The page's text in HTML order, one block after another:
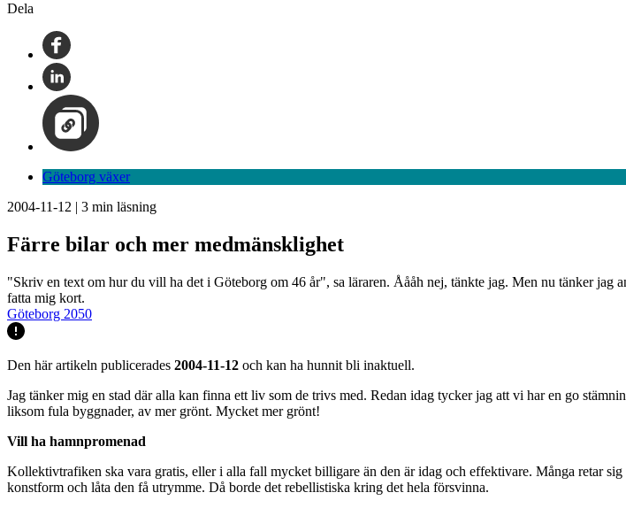
Dela
Göteborg växer
2004-11-12 | 3 min läsning
Färre bilar och mer medmänsklighet
"Skriv en text om hur du vill ha det i Göteborg om 46 år", sa läraren. Åååh nej, tänkte jag. Men nu tänker jag
fatta mig kort.
Göteborg 2050
Den här artikeln publicerades 2004-11-12 och kan ha hunnit bli inaktuell.
Jag tänker mig en stad där alla kan finna ett liv som de trivs med. Redan idag tycker jag att vi har en go
liksom fula byggnader, av mer grönt. Mycket mer grönt!
Vill ha hamnpromenad
Kollektivtrafiken ska vara gratis, eller i alla fall mycket billigare än den är idag och effektivare. Många retar
konstform och låta den få utrymme. Då borde det rebellistiska kring det hela försvinna.